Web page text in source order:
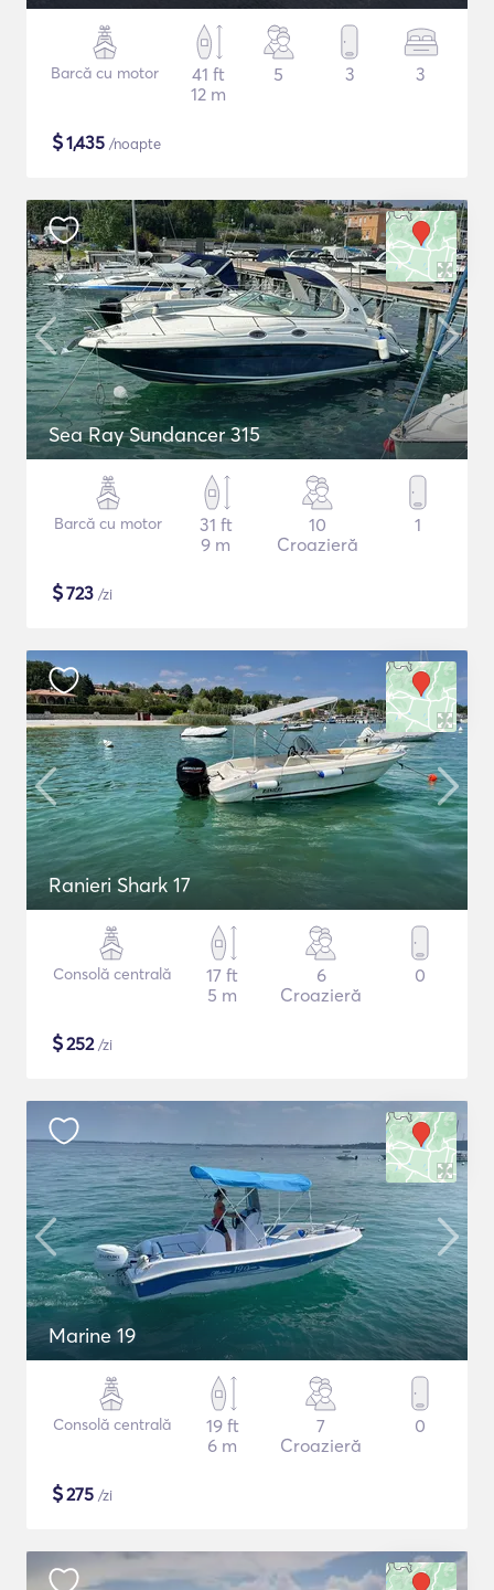
Barcă cu motor
41 ft
12 m
5 3 3
$1,435 /noapte
Sea Ray Sundancer 315
Barcă cu motor
31 ft
9 m
10
Croazieră
1
$723 /zi
Ranieri Shark 17
Consolă centrală
17 ft
5 m
6
Croazieră
0
$252/zi
Marine 19
Consolă centrală
19 ft
6 m
7
Croazieră
0
$275 /zi